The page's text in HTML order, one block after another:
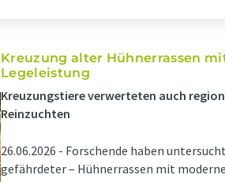
Kreuzung alter Hühnerrassen
Legeleistung
Kreuzungstiere verwerteten auch
Reinzuchten
26.06.2026 - Forschende haben
gefährdeter – Hühnerrassen mit